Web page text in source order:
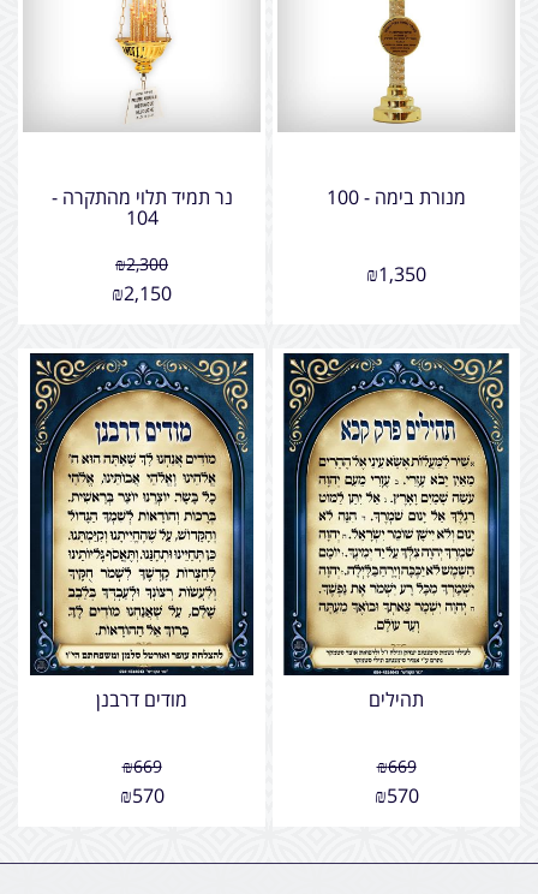
מנורת בימה - 100
₪1,350
נר תמיד תלוי מהתקרה -
104
₪2,300
₪2,150
תהילים
₪669
₪570
מודים דרבנן
₪669
₪570